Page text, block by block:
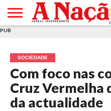
E DE
COOKIES
DE
UTILIZAÇÃO
PUB
SOCIEDADE
Com foco nas
Cruz Vermelha
da actualidade